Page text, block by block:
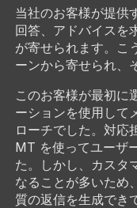
当社のお客様が提供
回答、アドバイスを
が寄せられます。こ
ーンから寄せられ、
このお客様が最初に
ーションを使用して
ローチでした。対応
MT を使ってユーザ
た。しかし、カスタ
なることが多いため
質の返信を生成でき